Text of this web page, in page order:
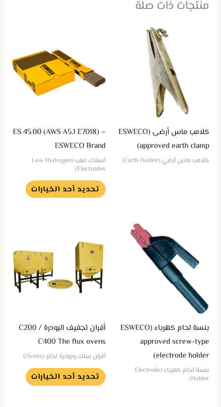
منتجات ذات صلة
كلامب ماس أرضى (ESWECO
approved earth clamp)
كلامب ماس أرضي (Earth Holder)
ES 45.00 (AWS A5.1 E7018) –
ESWECO Brand
أسلاك صلب (Low Hydrogen
Electrodes)
تحديد أحد الخيارات
من
المختلفة
يمكن
صفحة
بنسة لحام كهرباء (ESWECO
approved screw-type
electrode holder)
بنسة لحام كهرباء (Electrode
Holder)
أفران تجفيف البودرة C200 /
C400 The flux ovens
أفران سلك وبودرة لحام (Ovens)
تحديد أحد الخيارات
من
المختلفة
لهذا
يمكن
الخيارات
صفحة